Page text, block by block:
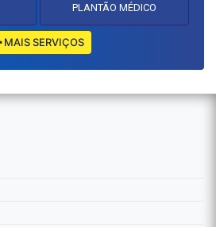
PLANTÃO MÉDICO
MAIS SERVIÇOS